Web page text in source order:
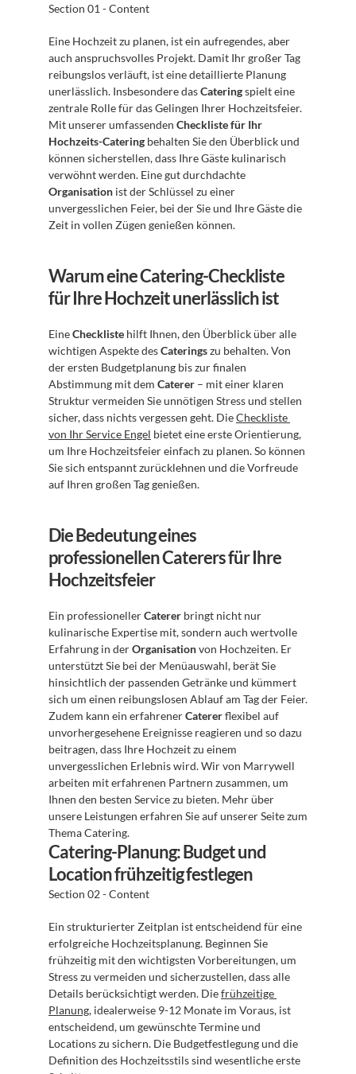
Section 01 - Content
Eine Hochzeit zu planen, ist ein aufregendes, aber
auch anspruchsvolles Projekt. Damit Ihr großer Tag
reibungslos verläuft, ist eine detaillierte Planung
unerlässlich. Insbesondere das Catering spielt eine
zentrale Rolle für das Gelingen Ihrer Hochzeitsfeier.
Mit unserer umfassenden Checkliste für Ihr
Hochzeits-Catering behalten Sie den Überblick und
können sicherstellen, dass Ihre Gäste kulinarisch
Organisation ist der Schlüssel zu einer
unvergesslichen Feier, bei der Sie und Ihre Gäste die
Zeit in vollen Zügen genießen können.
Warum eine Catering-Checkliste
für Ihre Hochzeit unerlässlich ist
Eine Checkliste hilft Ihnen, den Überblick über alle
wichtigen Aspekte des Caterings zu behalten. Von
der ersten Budgetplanung bis zur finalen
Abstimmung mit dem Caterer – mit einer klaren
Struktur vermeiden Sie unnötigen Stress und stellen
sicher, dass nichts vergessen geht. Die Checkliste
von Ihr Service Engel bietet eine erste Orientierung,
um Ihre Hochzeitsfeier einfach zu planen. So können
Sie sich entspannt zurücklehnen und die Vorfreude
auf Ihren großen Tag genießen.
Die Bedeutung eines
professionellen Caterers für Ihre
Hochzeitsfeier
Ein professioneller Caterer bringt nicht nur
kulinarische Expertise mit, sondern auch wertvolle
Erfahrung in der Organisation von Hochzeiten. Er
unterstützt Sie bei der Menüauswahl, berät Sie
hinsichtlich der passenden Getränke und kümmert
sich um einen reibungslosen Ablauf am Tag der Feier.
Zudem kann ein erfahrener Caterer flexibel auf
unvorhergesehene Ereignisse reagieren und so dazu
beitragen, dass Ihre Hochzeit zu einem
unvergesslichen Erlebnis wird. Wir von Marrywell
arbeiten mit erfahrenen Partnern zusammen, um
Ihnen den besten Service zu bieten. Mehr über
unsere Leistungen erfahren Sie auf unserer Seite zum
Thema Catering.
Catering-Planung: Budget und
Location frühzeitig festlegen
Section 02 - Content
Ein strukturierter Zeitplan ist entscheidend für eine
erfolgreiche Hochzeitsplanung. Beginnen Sie
frühzeitig mit den wichtigsten Vorbereitungen, um
Stress zu vermeiden und sicherzustellen, dass alle
Details berücksichtigt werden. Die frühzeitige
Planung, idealerweise 9-12 Monate im Voraus, ist
entscheidend, um gewünschte Termine und
Locations zu sichern. Die Budgetfestlegung und die
Definition des Hochzeitsstils sind wesentliche erste